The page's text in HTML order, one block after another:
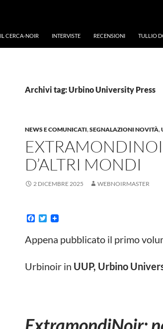
IL CERCA-NOIR INTERVISTE RECENSIONI TULLIO
Archivi tag: Urbino University Press
NEWS E COMUNICATI,SEGNALAZIONI NOVITÀ,
D’ALTRI MONDI
2 DICEMBRE 2025 WEBNOIRMASTER
F
e
o
T
t
r
Appena pubblicato il primo
Urbinoir in UUP, Urbino